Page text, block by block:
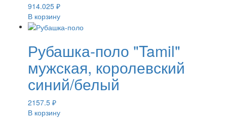
914.025 ₽
В корзину
Рубашка-поло "Tamil"
мужская, королевский
синий/белый
2157.5 ₽
В корзину